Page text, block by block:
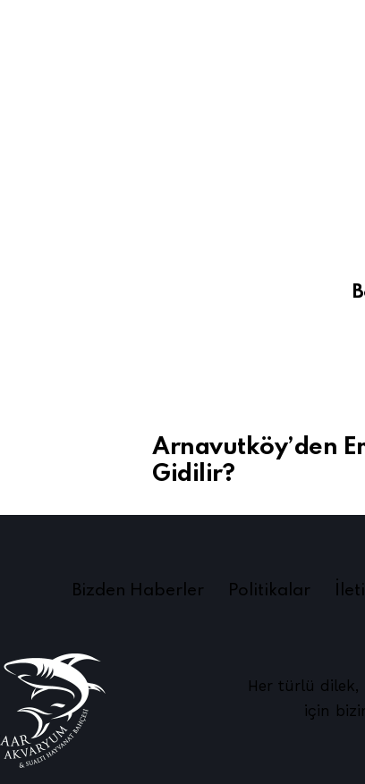
Arnavutköy’den
Gidilir?
Bizden Haberler Politikalar
Her türlü dilek,
için